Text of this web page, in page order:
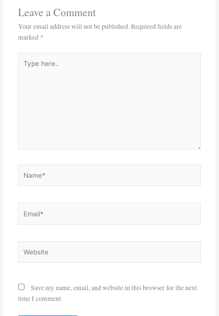
Leave a Comment
Your email address will not be published.Required fields are
marked *
here..
Save my name, email, and website in this browser for the next
time I comment.